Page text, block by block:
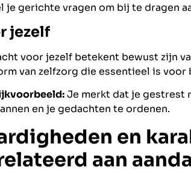
je gerichte vragen om bij te dragen
jezelf
voor jezelf betekent bewust zijn
van zelfzorg die essentieel is voor
Je merkt dat je gestrest
en je gedachten te ordenen.
en
aan